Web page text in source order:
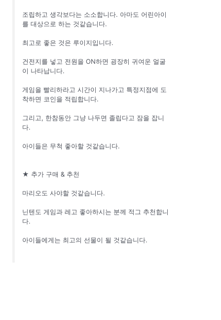
조립하고 생각보다는 소소합니다. 아마도 어린아이
를 대상으로 하는 것같습니다.
최고로 좋은 것은 루이지입니다.
건전지를 넣고 전원을 ON하면 굉장히 귀여운 얼굴
이 나타납니다.
게임을 빨리하라고 시간이 지나가고 특정지점에 도
착하면 코인을 적립합니다.
그리고, 한참동안 그냥 나두면 졸립다고 잠을 잡니
다.
아이들은 무척 좋아할 것같습니다.
★ 추가 구매 & 추천
마리오도 사야할 것같습니다.
닌텐도 게임과 레고 좋아하시는 분께 적그 추천합니
다.
아이들에게는 최고의 선물이 될 것같습니다.